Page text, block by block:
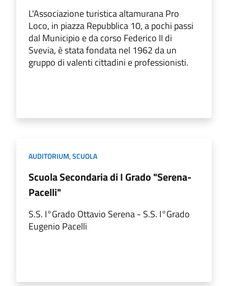
L'Associazione turistica altamurana Pro
Loco, in piazza Repubblica 10, a pochi passi
dal Municipio e da corso Federico II di
Svevia, è stata fondata nel 1962 da un
gruppo di valenti cittadini e professionisti.
AUDITORIUM,SCUOLA
Scuola Secondaria di I Grado "Serena-
Pacelli"
S.S. I°Grado Ottavio Serena - S.S. I°Grado
Eugenio Pacelli